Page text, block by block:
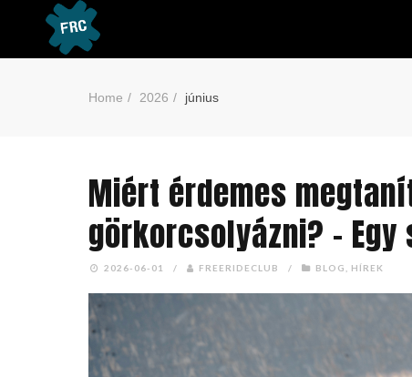
Home 2026 június
Miért érdemes
görkorcsolyázni? –
2026-06-01 / FREERIDECLUB / BLOG HÍREK